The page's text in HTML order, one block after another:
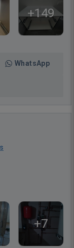
+149
WhatsApp
+7